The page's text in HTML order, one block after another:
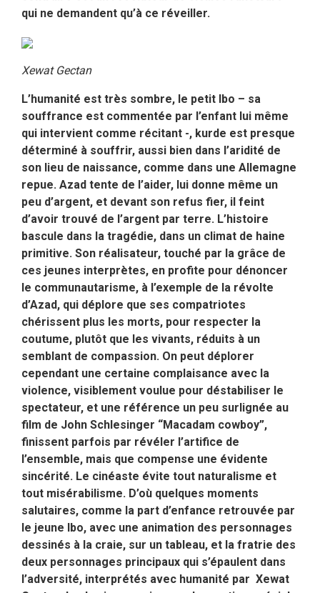
qui ne demandent qu’à ce réveiller.
Xewat Gectan
L’humanité est très sombre, le petit Ibo – sa
souffrance est commentée par l’enfant lui même
qui intervient comme récitant -, kurde est presque
déterminé à souffrir, aussi bien dans l’aridité de
son lieu de naissance, comme dans une Allemagne
repue. Azad tente de l’aider, lui donne même un
peu d’argent, et devant son refus fier, il feint
d’avoir trouvé de l’argent par terre. L’histoire
bascule dans la tragédie, dans un climat de haine
primitive. Son réalisateur, touché par la grâce de
ces jeunes interprètes, en profite pour dénoncer
le communautarisme, à l’exemple de la révolte
d’Azad, qui déplore que ses compatriotes
chérissent plus les morts, pour respecter la
coutume, plutôt que les vivants, réduits à un
semblant de compassion. On peut déplorer
cependant une certaine complaisance avec la
violence, visiblement voulue pour déstabiliser le
spectateur, et une référence un peu surlignée au
film de John Schlesinger “Macadam cowboy”,
finissent parfois par révéler l’artifice de
l’ensemble, mais que compense une évidente
sincérité. Le cinéaste évite tout naturalisme et
tout misérabilisme. D’où quelques moments
salutaires, comme la part d’enfance retrouvée par
le jeune Ibo, avec une animation des personnages
dessinés à la craie, sur un tableau, et la fratrie des
deux personnages principaux qui s’épaulent dans
l’adversité, interprétés avec humanité par Xewat